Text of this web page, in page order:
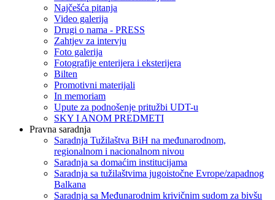
Najčešća pitanja
Video galerija
Drugi o nama - PRESS
Zahtjev za intervju
Foto galerija
Fotografije enterijera i eksterijera
Bilten
Promotivni materijali
In memoriam
Upute za podnošenje pritužbi UDT-u
SKY I ANOM PREDMETI
Pravna saradnja
Saradnja Tužilaštva BiH na međunarodnom,
regionalnom i nacionalnom nivou
Saradnja sa domaćim institucijama
Saradnja sa tužilaštvima jugoistočne Evrope/zapadnog
Balkana
Saradnja sa Međunarodnim krivičnim sudom za bivšu